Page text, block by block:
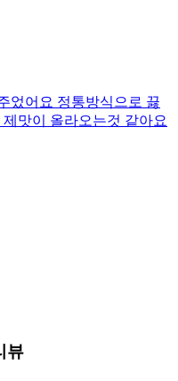
었어요 정통방식으로 끓
맛이 올라오는것 같아요
뷰